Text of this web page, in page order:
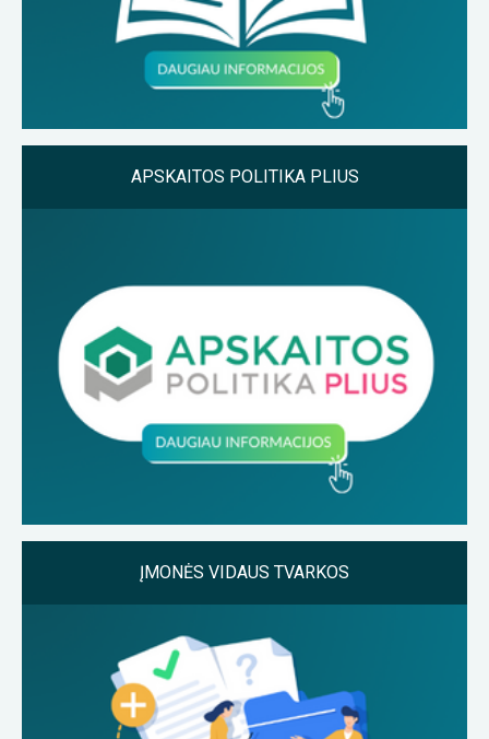
APSKAITOS POLITIKA PLIUS
ĮMONĖS VIDAUS TVARKOS